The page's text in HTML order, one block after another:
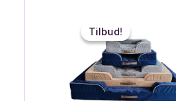
Tilbud!
Tilbud!